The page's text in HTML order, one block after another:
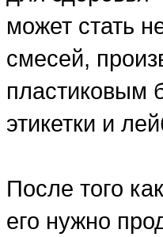
может стать
смесей,
пластиковым
этикетки и
После того
его нужно